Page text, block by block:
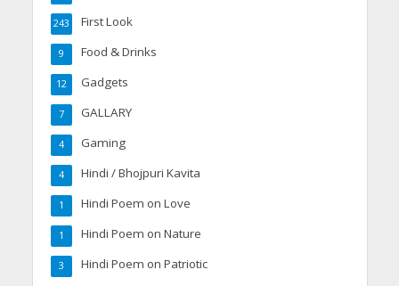
First Look
243
Food & Drinks
9
Gadgets
12
GALLARY
7
Gaming
4
Hindi / Bhojpuri Kavita
4
Hindi Poem on Love
1
Hindi Poem on Nature
1
Hindi Poem on Patriotic
3